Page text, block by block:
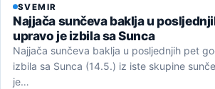
SVEMIR
Najjača sunčeva baklja u
upravo je izbila sa Sunca
Najjača sunčeva baklja u posljednjih pet
izbila sa Sunca (14.5.) iz iste skupine
je…